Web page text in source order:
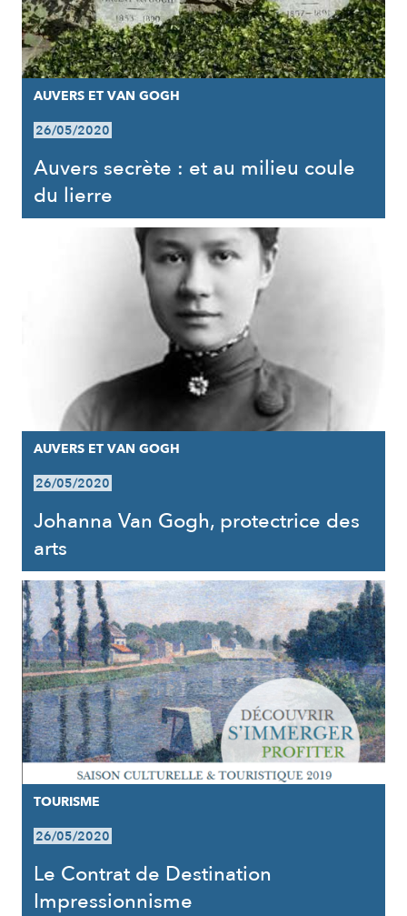
AUVERS ET VAN GOGH
26/05/2020
Auvers secrète : et au milieu coule
du lierre
AUVERS ET VAN GOGH
26/05/2020
Johanna Van Gogh, protectrice des
arts
TOURISME
26/05/2020
Le Contrat de Destination
Impressionnisme